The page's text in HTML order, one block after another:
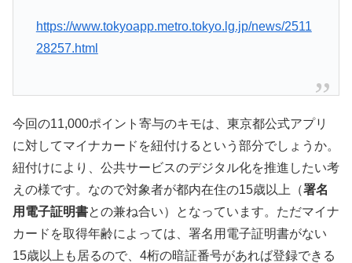
https://www.tokyoapp.metro.tokyo.lg.jp/news/2511
28257.html
今回の11,000ポイント寄与のキモは、東京都公式アプリ
に対してマイナカードを紐付けるという部分でしょうか。
紐付けにより、公共サービスのデジタル化を推進したい考
えの様です。なので対象者が都内在住の15歳以上（署名
用電子証明書との兼ね合い）となっています。ただマイナ
カードを取得年齢によっては、署名用電子証明書がない
15歳以上も居るので、4桁の暗証番号があれば登録できる